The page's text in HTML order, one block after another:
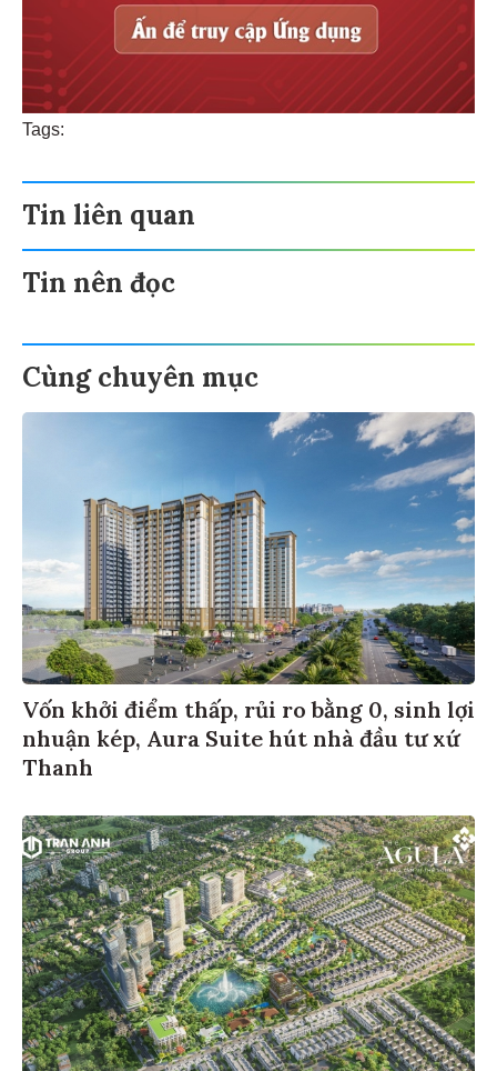
Tags:
Tin liên quan
Tin nên đọc
Cùng chuyên mục
Vốn khởi điểm thấp, rủi ro bằng 0, sinh lợi
nhuận kép, Aura Suite hút nhà đầu tư xứ
Thanh